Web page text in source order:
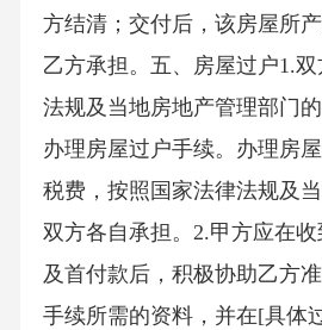
方结清；交付后，该房屋所
乙方承担。五、房屋过户1.
法规及当地房地产管理部门
办理房屋过户手续。办理房
税费，按照国家法律法规及
双方各自承担。2.甲方应在
及首付款后，积极协助乙方
手续所需的资料，并在[具体